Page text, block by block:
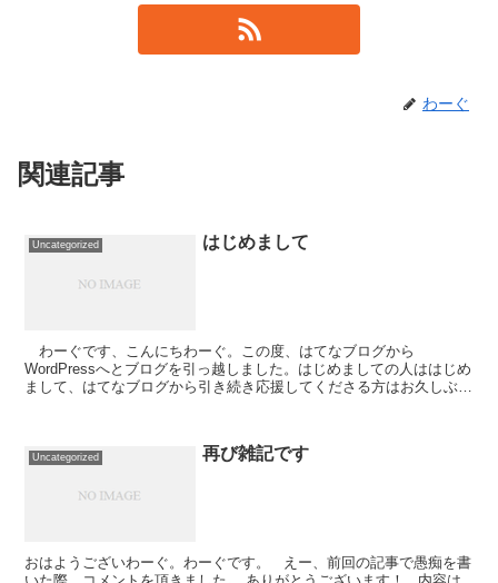
わーぐ
関連記事
Uncategorized はじめまして
わーぐです、こんにちわーぐ。この度、はてなブログから
WordPressへとブログを引っ越しました。はじめましての人ははじめ
まして、はてなブログから引き続き応援してくださる方はお久しぶり
Uncategorized 再び雑記です
おはようございわーぐ。わーぐです。 えー、前回の記事で愚痴を書